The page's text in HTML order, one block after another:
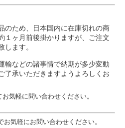
のため、日本国内に在庫切れの商
１ヶ月前後掛かりますが、ご注文
します。
輸などの諸事情で納期が多少変動
了承いただきますようよろしくお
気軽に問い合わせください。
気軽にお問い合わせください。